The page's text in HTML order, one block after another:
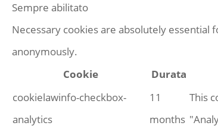
Sempre abilitato
Necessary cookies are absolutely
anonymously.
Cookie
Durata
cookielawinfo-checkbox-
analytics
11
months
This